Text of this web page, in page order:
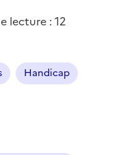
lecture : 12
Handicap